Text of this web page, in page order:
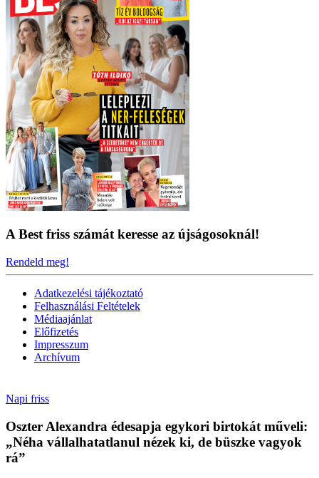
A Best friss számát keresse az újságosoknál!
Rendeld meg!
Adatkezelési tájékoztató
Felhasználási Feltételek
Médiaajánlat
Előfizetés
Impresszum
Archívum
Napi friss
Oszter Alexandra édesapja egykori birtokát műveli:
„Néha vállalhatatlanul nézek ki, de büszke vagyok
rá”